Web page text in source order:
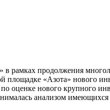
рамках продолжения
«Азота» нового
оценке нового крупного
анализом